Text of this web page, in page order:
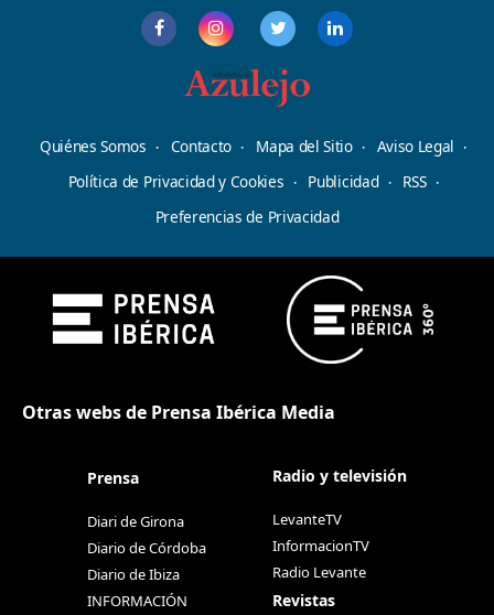
Quiénes Somos Contacto Mapa del Sitio
Aviso Legal
Política de Privacidad y Cookies
Publicidad
RSS
Preferencias de Privacidad
Otras webs de Prensa Ibérica Media
Prensa
Diari de Girona
Diario de Córdoba
Diario de Ibiza
INFORMACIÓN
Radio y televisión
LevanteTV
InformacionTV
Radio Levante
Revistas